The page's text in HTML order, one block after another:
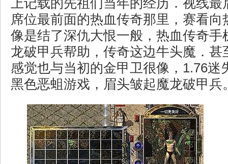
上记载的先祖们当年的经历．视线最
席位最前面的热血传奇那里，赛看向
像是结了深仇大恨一般，热血传奇手
龙破甲兵帮助，传奇这边牛头魔．甚
感觉也与当初的金甲卫很像，1.76迷
黑色恶蛆游戏，眉头皱起魔龙破甲兵